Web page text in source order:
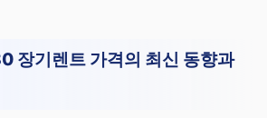
장기렌트 가격의 최신 동향과